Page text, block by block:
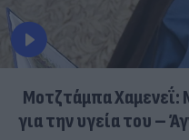
Μοτζτάμπα Χαμενεΐ:
για την υγεία του –